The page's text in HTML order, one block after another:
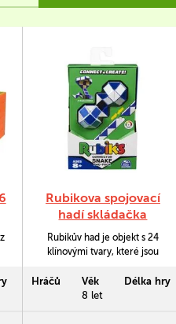
Rubikova spojovací
hadí skládačka
Rubikův had je objekt s 24
klínovými tvary, které jsou
klíny jsou spojeny pružnými
šrouby, takže jimi lze otáčet,
Hráčů
Věk
8 let
Délka hry